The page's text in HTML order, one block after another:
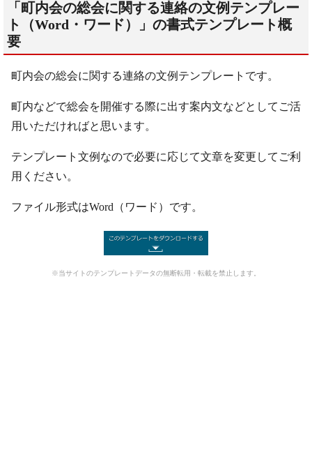
「町内会の総会に関する連絡の文例テンプレー
ト（Word・ワード）」の書式テンプレート概
要
町内会の総会に関する連絡の文例テンプレートです。
町内などで総会を開催する際に出す案内文などとしてご活
用いただければと思います。
テンプレート文例なので必要に応じて文章を変更してご利
用ください。
ファイル形式はWord（ワード）です。
※当サイトのテンプレートデータの無断転用・転載を禁止します。